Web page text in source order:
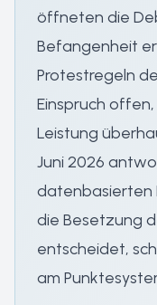
öffneten die
Befangenheit
Protestregeln
Einspruch
Leistung
Juni 2026
datenbasierten
die Besetzung
entscheidet,
am